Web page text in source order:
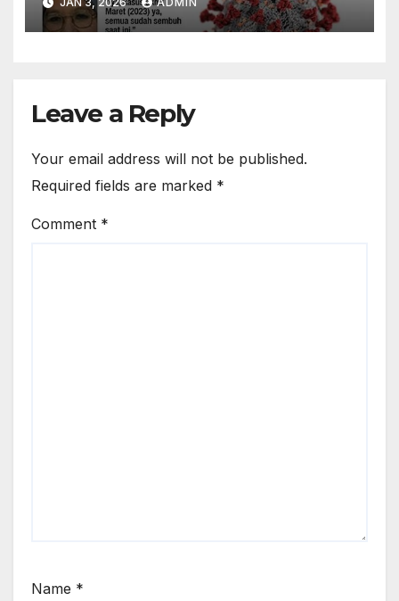
Waspada
Leave a Reply
Your email address will not be published.
Required fields are marked *
Comment *
Name *